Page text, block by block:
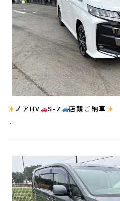
ノアHV S-Z
店頭ご納車
…